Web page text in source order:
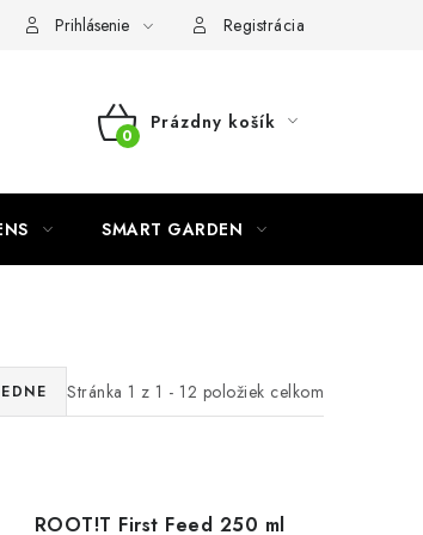
údajov
Prihlásenie Registrácia
NÁKUPNÝ
Prázdny košík
SMART GARDEN
Stránka 1 z 1 - 12 položiek celkom
ROOT!T First Feed 250 ml